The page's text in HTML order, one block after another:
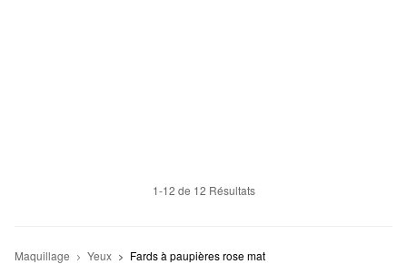
1-12 de 12 Résultats
Maquillage Yeux Fards à paupières rose mat